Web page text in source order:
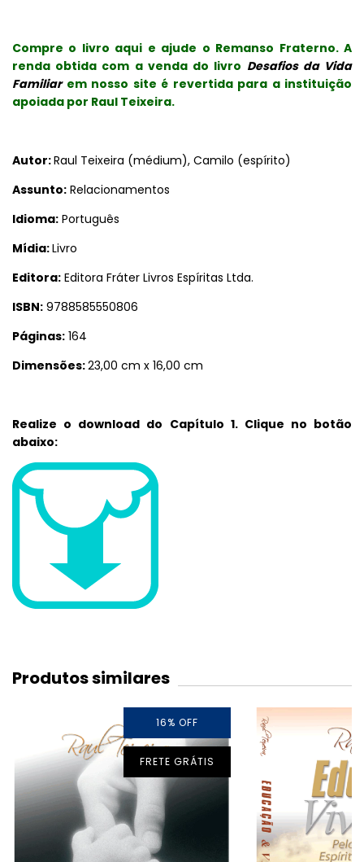
Compre o livro aqui e ajude o Remanso Fraterno. A
renda obtida com a venda do livro Desafios da Vida
Familiarem nosso site é revertida para a instituição
apoiada por Raul Teixeira.
Autor:Raul Teixeira (médium), Camilo (espírito)
Assunto: Relacionamentos
Idioma: Português
Mídia:Livro
Editora: Editora Fráter Livros Espíritas Ltda.
ISBN: 9788585550806
Páginas: 164
Dimensões:23,00 cm x 16,00 cm
Realize o download do Capítulo 1. Clique no botão
abaixo:
Produtos similares
16% OFF
FRETE GRÁTIS